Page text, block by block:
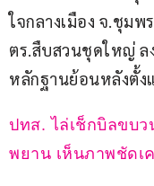
ใจกลางเมือง จ.ชุมพ
ตร.สืบสวนชุดใหญ่ ล
หลักฐานย้อนหลังตั้ง
ปทส. ไล่เช็กบิลขบ
พยาน เห็นภาพชัดเ